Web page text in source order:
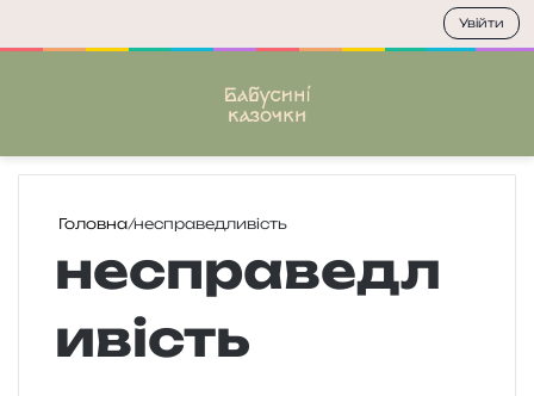
Головна/несправедливість
несправедл
ивість
Увійти